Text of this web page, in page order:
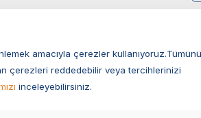
amacıyla çerezler kullanıyoruz.Tümünü
çerezleri reddedebilir veya tercihlerinizi
inceleyebilirsiniz.